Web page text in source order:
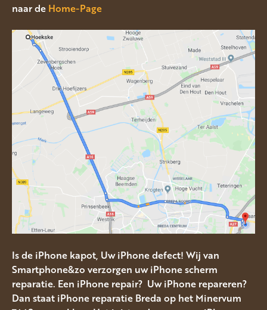
naar de Home-Page
Is de iPhone kapot, Uw iPhone defect! Wij van
Smartphone&zo verzorgen uw iPhone scherm
reparatie. Een iPhone repair? Uw iPhone repareren?
Dan staat iPhone reparatie Breda op het Minervum